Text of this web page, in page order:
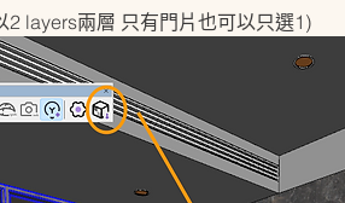
layers兩層 只有門片也可以只選1)